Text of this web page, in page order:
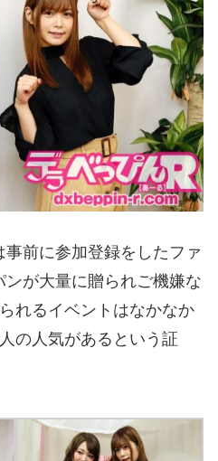
前に参加登録をしたファ
が大量に贈られご機嫌な
れるイベントはなかなか
の人気があるという証